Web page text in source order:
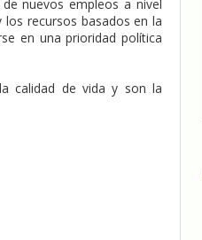
nuevos empleos a nivel
los recursos basados en la
en una prioridad política
calidad de vida y son la